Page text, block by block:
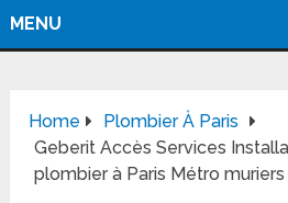
MENU
Home
Plombier À Paris
Geberit Accès Services
plombier à Paris Métro muriers